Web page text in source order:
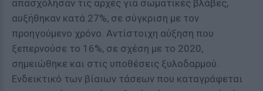
απασχόλησαν τις αρχές για σωματικές βλάβες,
αυξήθηκαν κατά 27%, σε σύγκριση με τον
προηγούμενο χρόνο. Αντίστοιχη αύξηση που
ξεπερνούσε το 16%, σε σχέση με το 2020,
σημειώθηκε και στις υποθέσεις ξυλοδαρμού.
Ενδεικτικό των βίαιων τάσεων που καταγράφεται